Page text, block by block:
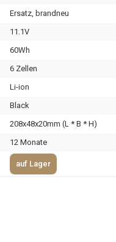
Ersatz, brandneu
11.1V
60Wh
6 Zellen
Li-ion
Black
208x48x20mm (L * B * H)
12 Monate
auf Lager